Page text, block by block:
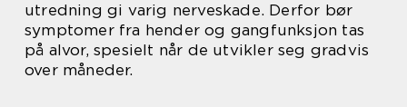
utredning gi varig nerveskade. Derfor bør
symptomer fra hender og gangfunksjon tas
på alvor, spesielt når de utvikler seg gradvis
over måneder.